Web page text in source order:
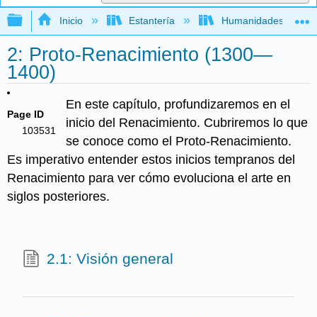
Expandir/contraer jerarquía global
Inicio Estantería Humanidades
2: Proto-Renacimiento (1300—
1400)
Page ID
103531
En este capítulo, profundizaremos en el
inicio del Renacimiento. Cubriremos lo que
se conoce como el Proto-Renacimiento.
Es imperativo entender estos inicios tempranos del
Renacimiento para ver cómo evoluciona el arte en
siglos posteriores.
2.1: Visión general